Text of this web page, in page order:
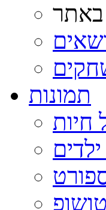
באתר
תמונות
חיות